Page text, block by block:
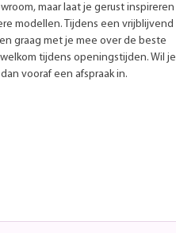
maar laat je gerust inspireren
modellen. Tijdens een vrijblijvend
graag met je mee over de beste
tijdens openingstijden. Wil je
vooraf een afspraak in.